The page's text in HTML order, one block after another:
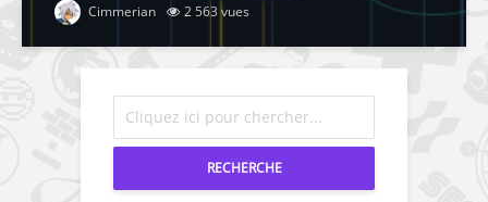
Cimmerian 2 563 vues
RECHERCHE